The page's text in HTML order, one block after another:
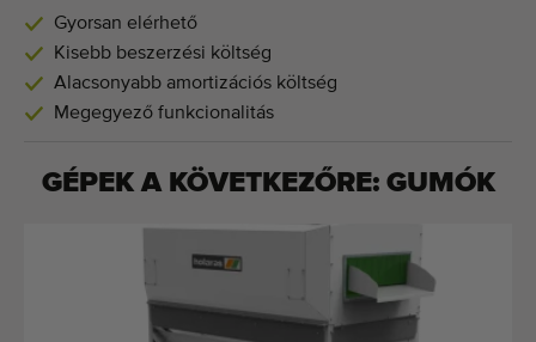
Gyorsan elérhető
Kisebb beszerzési költség
Alacsonyabb amortizációs költség
Megegyező funkcionalitás
GÉPEK A KÖVETKEZŐRE: GUMÓK